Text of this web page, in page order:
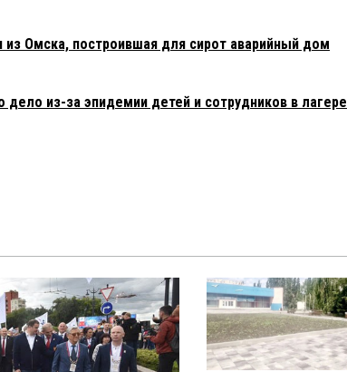
из Омска, построившая для сирот аварийный дом
из-за эпидемии детей и сотрудников в лагере